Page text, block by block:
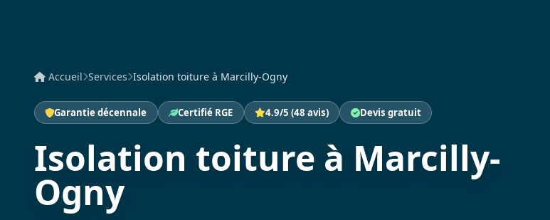
Accueil Services Isolation toiture à Marcilly-Ogny
Garantie décennale Certifié RGE 4.9/5 (48 avis) Devis gratuit
Isolation toiture à Marcilly-
Ogny